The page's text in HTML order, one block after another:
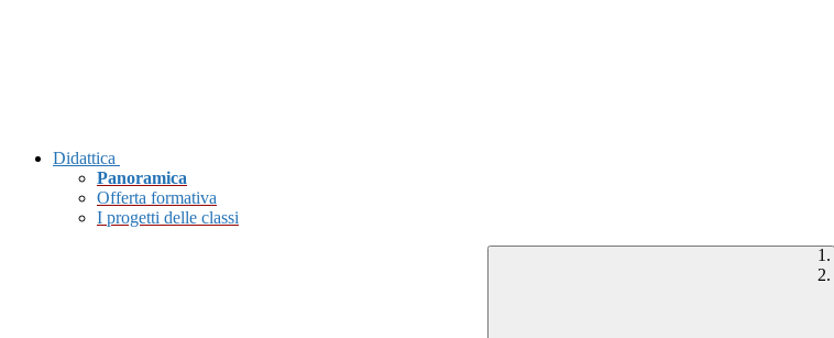
Didattica
Panoramica
Offerta formativa
I progetti delle classi